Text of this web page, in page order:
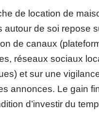
de location de
autour de soi repose
de canaux
réseaux sociaux
et sur une
annonces. Le gain
d’investir du